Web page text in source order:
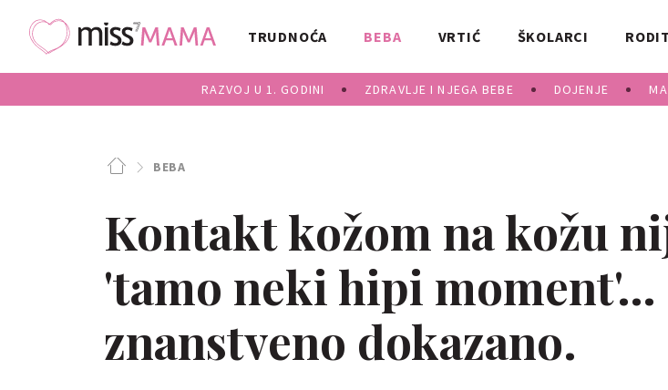
TRUDNOĆA BEBA
RAZVOJ U 1. GODINI ZDRAVLJE I NJEGA BEBE DOJENJE
VRTIĆ ŠKOLARCI
BEBA
Kontakt kožom na kožu
'tamo neki hipi moment'…
znanstveno dokazano.